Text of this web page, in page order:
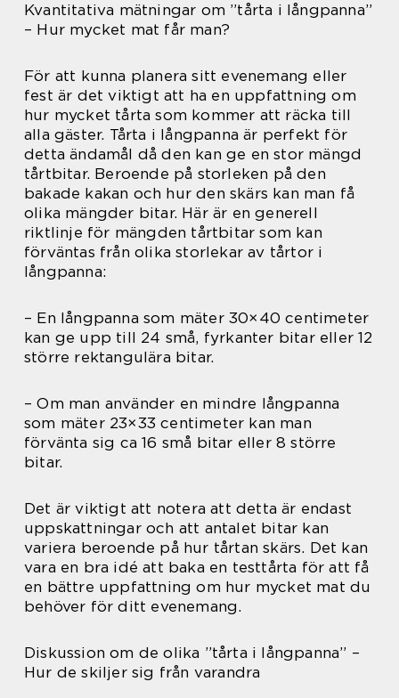
Kvantitativa mätningar om ”tårta i långpanna”
– Hur mycket mat får man?
För att kunna planera sitt evenemang eller
fest är det viktigt att ha en uppfattning om
hur mycket tårta som kommer att räcka till
alla gäster. Tårta i långpanna är perfekt för
detta ändamål då den kan ge en stor mängd
tårtbitar. Beroende på storleken på den
bakade kakan och hur den skärs kan man få
olika mängder bitar. Här är en generell
riktlinje för mängden tårtbitar som kan
förväntas från olika storlekar av tårtor i
långpanna:
– En långpanna som mäter 30×40 centimeter
kan ge upp till 24 små, fyrkanter bitar eller 12
större rektangulära bitar.
– Om man använder en mindre långpanna
som mäter 23×33 centimeter kan man
förvänta sig ca 16 små bitar eller 8 större
bitar.
Det är viktigt att notera att detta är endast
uppskattningar och att antalet bitar kan
variera beroende på hur tårtan skärs. Det kan
vara en bra idé att baka en testtårta för att få
en bättre uppfattning om hur mycket mat du
behöver för ditt evenemang.
Diskussion om de olika ”tårta i långpanna” –
Hur de skiljer sig från varandra